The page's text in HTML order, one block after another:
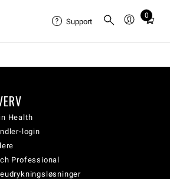
Support
0
Total
cart:
Health
login
Professional